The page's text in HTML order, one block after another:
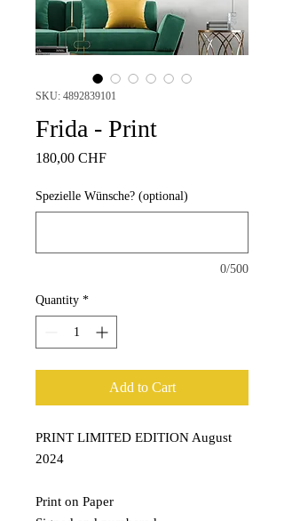
SKU: 4892839101
Frida - Print
180,00 CHFPrice
Spezielle Wünsche? (optional)
0/500
Quantity *
Add to Cart
PRINT LIMITED EDITION August
2024
Print on Paper